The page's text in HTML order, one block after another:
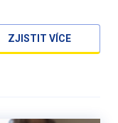
ZJISTIT VÍCE